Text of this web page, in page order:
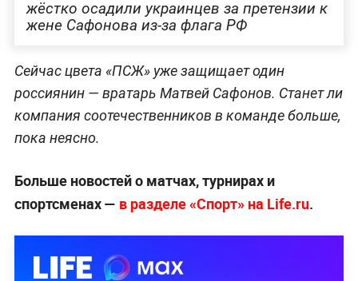
жёстко осадили украинцев за претензии к
жене Сафонова из-за флага РФ
Сейчас цвета «ПСЖ» уже защищает один
россиянин — вратарь Матвей Сафонов. Станет ли
компания соотечественников в команде больше,
пока неясно.
Больше новостей о матчах, турнирах и
спортсменах — в разделе «Спорт» на Life.ru.